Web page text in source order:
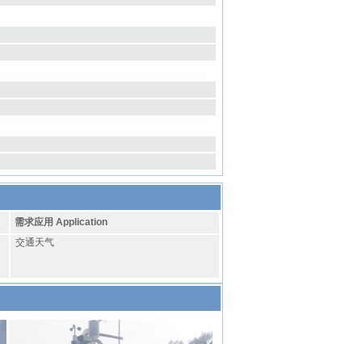
需求应用 Application
交通天气